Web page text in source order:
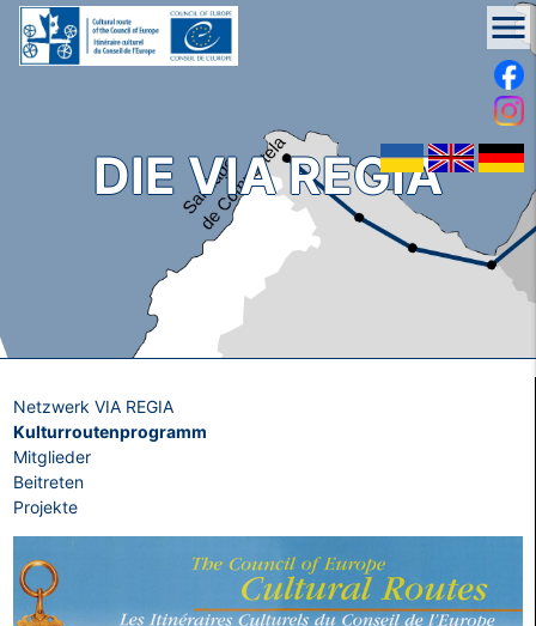
menu
DIE VIA REGIA
Netzwerk VIA REGIA
Kulturroutenprogramm
Mitglieder
Beitreten
Projekte